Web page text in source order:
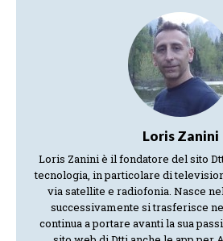
Loris Zanini
Loris Zanini è il fondatore del sito
tecnologia, in particolare di
via satellite e radiofonia. Nasce
successivamente si trasferisce
continua a portare avanti la sua